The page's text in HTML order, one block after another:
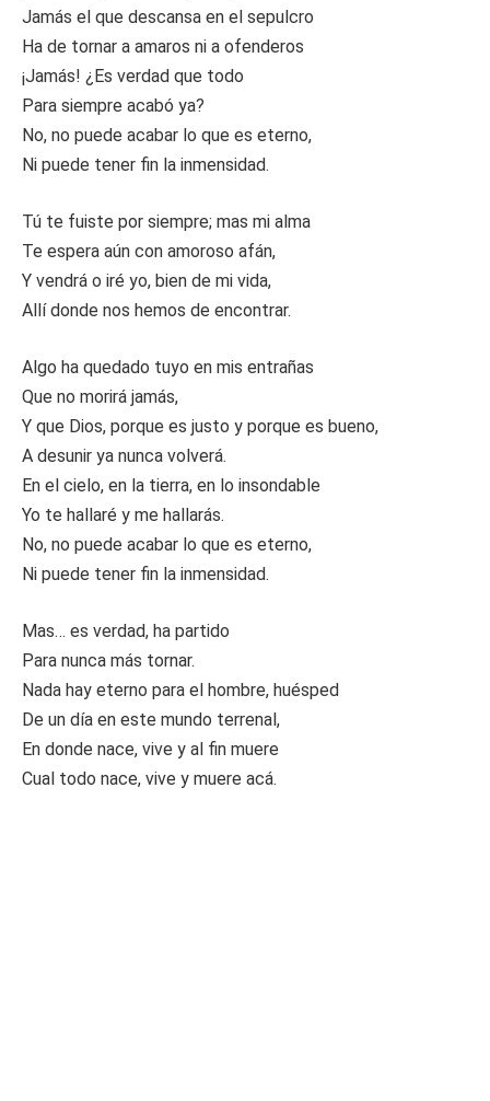
Jamás el que descansa en el sepulcro
Ha de tornar a amaros ni a ofenderos
¡Jamás! ¿Es verdad que todo
Para siempre acabó ya?
No, no puede acabar lo que es eterno,
Ni puede tener fin la inmensidad.
Tú te fuiste por siempre; mas mi alma
Te espera aún con amoroso afán,
Y vendrá o iré yo, bien de mi vida,
Allí donde nos hemos de encontrar.
Algo ha quedado tuyo en mis entrañas
Que no morirá jamás,
Y que Dios, porque es justo y porque es bueno,
A desunir ya nunca volverá.
En el cielo, en la tierra, en lo insondable
Yo te hallaré y me hallarás.
No, no puede acabar lo que es eterno,
Ni puede tener fin la inmensidad.
Mas… es verdad, ha partido
Para nunca más tornar.
Nada hay eterno para el hombre, huésped
De un día en este mundo terrenal,
En donde nace, vive y al fin muere
Cual todo nace, vive y muere acá.